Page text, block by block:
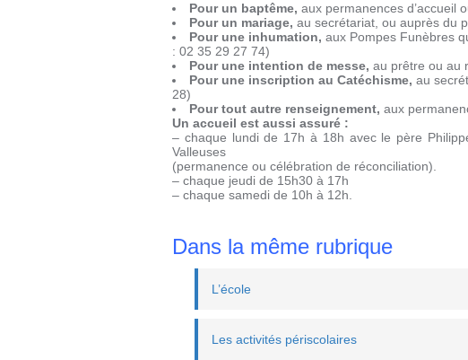
Pour un baptême, aux permanences d’accueil
Pour un mariage, au secrétariat, ou auprès du
Pour une inhumation, aux Pompes Funèbres
: 02 35 29 27 74)
Pour une intention de messe, au prêtre ou au
Pour une inscription au Catéchisme, au
28)
Pour tout autre renseignement, aux
Un accueil est aussi assuré :
– chaque lundi de 17h à 18h avec le père
Valleuses
(permanence ou célébration de réconciliation).
– chaque jeudi de 15h30 à 17h
– chaque samedi de 10h à 12h.
Dans la même rubrique
L’école
Les activités périscolaires